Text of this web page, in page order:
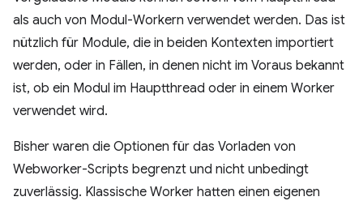
als auch von Modul-Workern verwendet werden. Das ist
nützlich für Module, die in beiden Kontexten importiert
werden, oder in Fällen, in denen nicht im Voraus bekannt
ist, ob ein Modul im Hauptthread oder in einem Worker
verwendet wird.
Bisher waren die Optionen für das Vorladen von
Webworker-Scripts begrenzt und nicht unbedingt
zuverlässig. Klassische Worker hatten einen eigenen